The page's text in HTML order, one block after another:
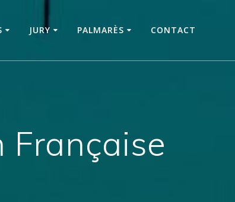
JURY PALMARÈS CONTACT
Française